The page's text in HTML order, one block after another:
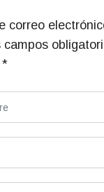
correo
campos
*